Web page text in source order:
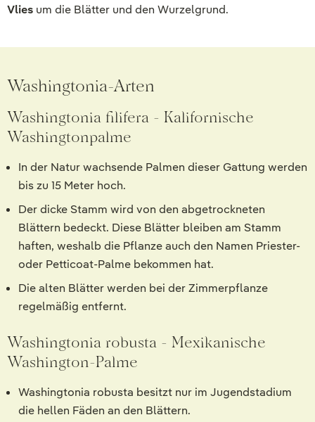
Vlies um die Blätter und den Wurzelgrund.
Washingtonia-Arten
Washingtonia filifera - Kalifornische
Washingtonpalme
In der Natur wachsende Palmen dieser Gattung werden
bis zu 15 Meter hoch.
Der dicke Stamm wird von den abgetrockneten
Blättern bedeckt. Diese Blätter bleiben am Stamm
haften, weshalb die Pflanze auch den Namen Priester-
oder Petticoat-Palme bekommen hat.
Die alten Blätter werden bei der Zimmerpflanze
regelmäßig entfernt.
Washingtonia robusta - Mexikanische
Washington-Palme
Washingtonia robusta besitzt nur im Jugendstadium
die hellen Fäden an den Blättern.